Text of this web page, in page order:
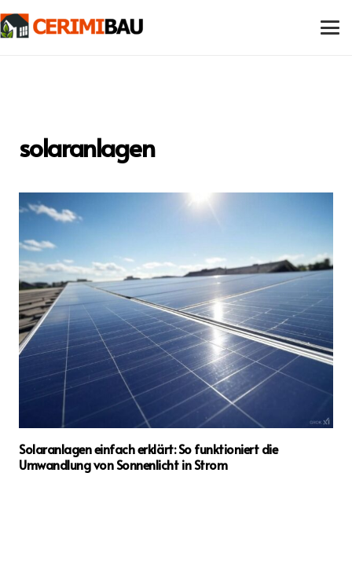
solaranlagen
Solaranlagen einfach erklärt: So funktioniert die
Umwandlung von Sonnenlicht in Strom